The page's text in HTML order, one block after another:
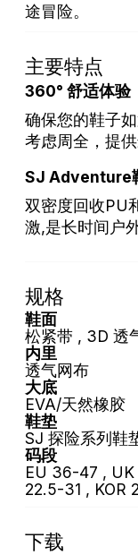
途冒险。
主要特点
360° 舒适体验
确保您的鞋子
考虑周全，提
SJ Adventure
双密度回收PU
激,是长时间户
规格
鞋面
松紧带 , 3D 透
内里
透气网布
大底
EVA/天然橡胶
鞋垫
SJ 探险系列鞋
码段
EU 36-47 ,
22.5-31 , KOR
下载